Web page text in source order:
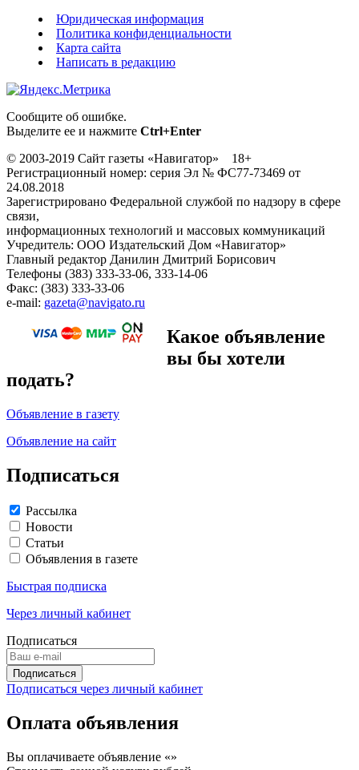
Юридическая информация
Политика конфиденциальности
Карта сайта
Написать в редакцию
Сообщите об ошибке.
Выделите ее и нажмите Ctrl+Enter
© 2003-2019 Сайт газеты «Навигатор» 18+
Регистрационный номер: серия Эл № ФС77-73469 от
24.08.2018
Зарегистрировано Федеральной службой по надзору в сфере
связи,
информационных технологий и массовых коммуникаций
Учредитель: ООО Издательский Дом «Навигатор»
Главный редактор Данилин Дмитрий Борисович
Телефоны (383) 333-33-06, 333-14-06
Факс: (383) 333-33-06
e-mail: gazeta@navigato.ru
Какое объявление
вы бы хотели
подать?
Объявление в газету
Объявление на сайт
Подписаться
Рассылка
Новости
Статьи
Объявления в газете
Быстрая подписка
Через личный кабинет
Подписаться
Подписаться через личный кабинет
Оплата объявления
Вы оплачиваете объявление «»